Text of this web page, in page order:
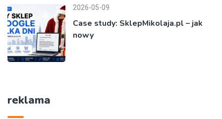
2026-05-09
Case study: SklepMikolaja.pl – jak
nowy
reklama